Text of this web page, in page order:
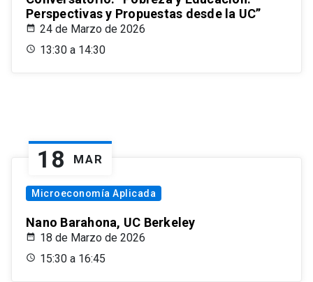
Perspectivas y Propuestas desde la UC”
24 de Marzo de 2026
13:30 a 14:30
18 MAR
Microeconomía Aplicada
Nano Barahona, UC Berkeley
18 de Marzo de 2026
15:30 a 16:45